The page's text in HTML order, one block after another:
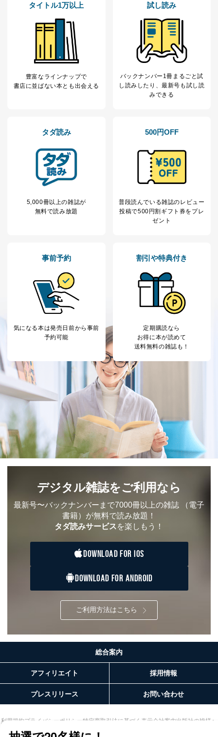
タイトル1万以上
豊富なラインナップで
書店に並ばない本とも出会える
試し読み
バックナンバー1冊まるごと試
し読み したり、最新号も試し読
みできる
タダ読み
5,000冊以上の雑誌が
無料で読み放題
500円OFF
普段読んでいる雑誌のレビュー
投稿で500円割ギフト券をプレ
ゼント
事前予約
気になる本は発売日前から事前
予約可能
割引や特典付き
定期購読なら
お得に本が読めて
送料無料の雑誌も！
デジタル雑誌をご利用なら
最新号〜バックナンバーまで7000冊以上の雑誌 （電子
書籍）が無料で読み放題！
タダ読みサービスを楽しもう！
DOWNLOAD FOR IOS
DOWNLOAD FOR ANDROID
ご利用方法はこちら
総合案内
アフィリエイト 採用情報
プレスリリース お問い合わせ
利用規約プライバシーポリシー 特定商取引法に基づく表示会社案内出版社の皆様へ